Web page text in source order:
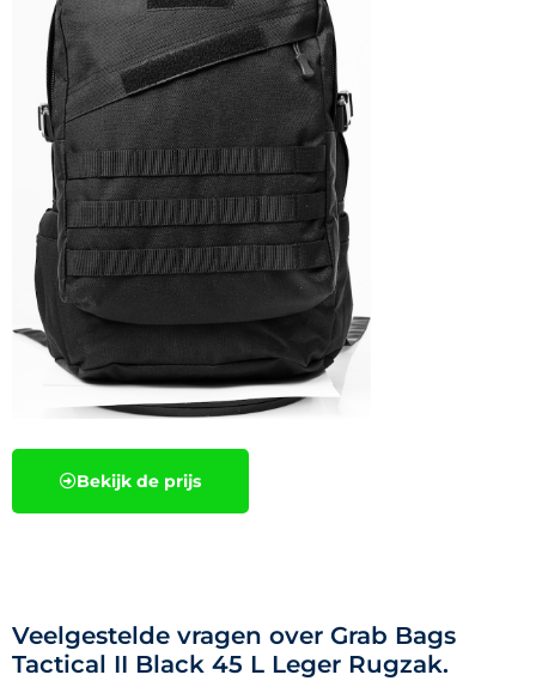
Bekijk de prijs
Veelgestelde vragen over Grab Bags
Tactical II Black 45 L Leger Rugzak.